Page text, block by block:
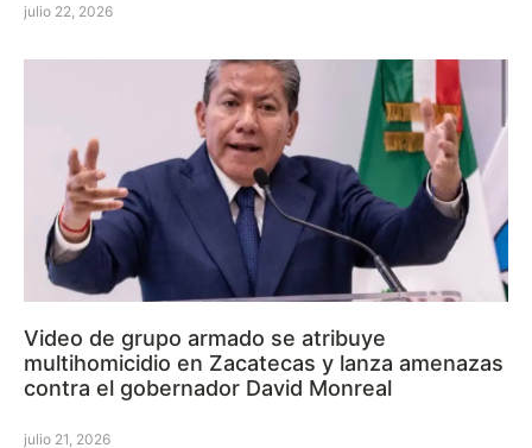
julio 22, 2026
Video de grupo armado se atribuye
multihomicidio en Zacatecas y lanza amenazas
contra el gobernador David Monreal
julio 21, 2026